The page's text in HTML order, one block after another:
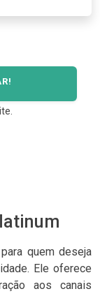
quem deseja
Ele oferece
aos canais